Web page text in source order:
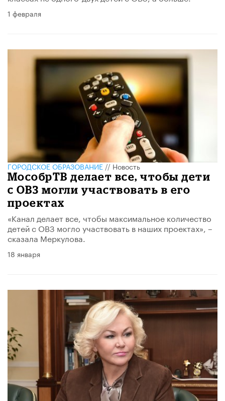
1 февраля
ГОРОДСКОЕ ОБРАЗОВАНИЕ//Новость
МособрТВ делает все, чтобы дети
с ОВЗ могли участвовать в его
проектах
«Канал делает все, чтобы максимальное количество
детей с ОВЗ могло участвовать в наших проектах», –
сказала Меркулова.
18 января